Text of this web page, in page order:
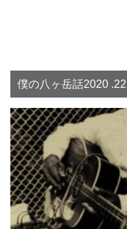
僕の八ヶ岳話2020 .22